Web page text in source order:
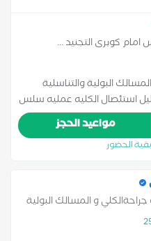
كوبرى التجنيد...
البولية والتناسلية
استئصال الكليه عمليه سلس
عمليه دوالي الخصيه قطع
طريق فتح البطنمواعيد الحجز
الحضور
و المسالك البولية